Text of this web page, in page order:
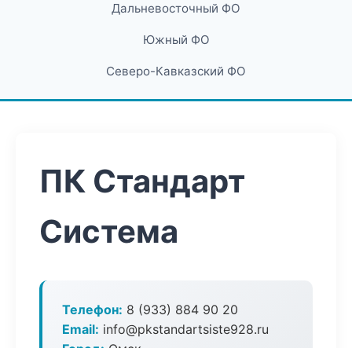
Дальневосточный ФО
Южный ФО
Северо-Кавказский ФО
ПК Стандарт
Система
Телефон: 8 (933) 884 90 20
Email: info@pkstandartsiste928.ru